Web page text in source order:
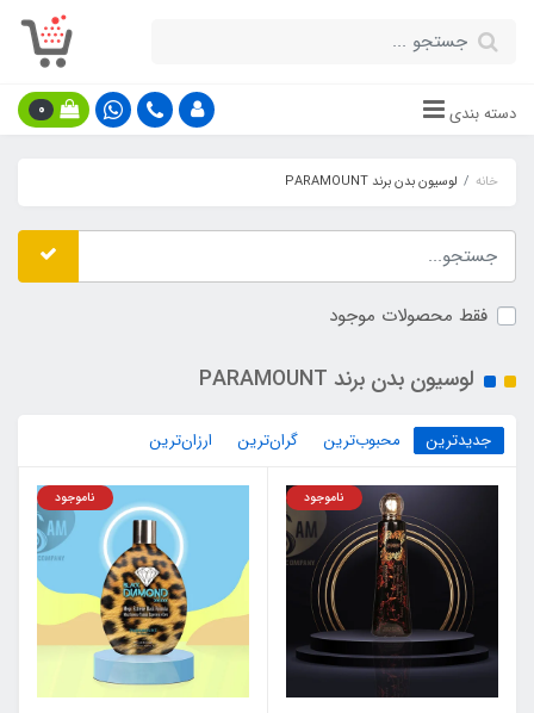
دسته بندی 0
خانه لوسیون بدن برند PARAMOUNT
فقط محصولات موجود
لوسیون بدن برند PARAMOUNT
جدیدترین محبوب‌ترین گران‌ترین ارزان‌ترین
ناموجود ناموجود